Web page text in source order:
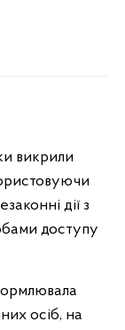
викрили
дії з
доступу
осіб, на